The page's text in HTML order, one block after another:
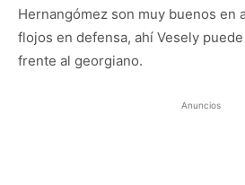
Hernangómez son muy buenos en
flojos en defensa, ahí Vesely
frente al georgiano.
Anuncios